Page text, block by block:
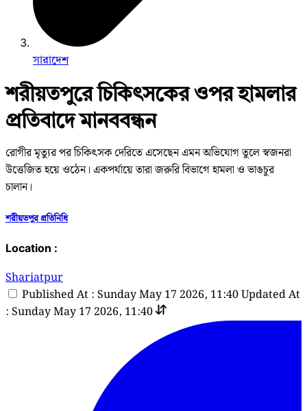
সারাদেশ
শরীয়তপুরে চিকিৎসকের ওপর হামলার
প্রতিবাদে মানববন্ধন
রোগীর মৃত্যুর পর চিকিৎসক দেরিতে এসেছেন এমন অভিযোগ তুলে স্বজনরা
উত্তেজিত হয়ে ওঠেন। একপর্যায়ে তারা জরুরি বিভাগে হামলা ও ভাঙচুর
চালান।
শরীয়তপুর প্রতিনিধি
Location :
Shariatpur
Published At : Sunday May 17 2026, 11:40Updated At
: Sunday May 17 2026, 11:40